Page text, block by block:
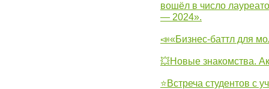
вошёл в число
— 2024».
📣«Бизнес-баттл для
💥Новые знакомства.
⭐Встреча студентов с